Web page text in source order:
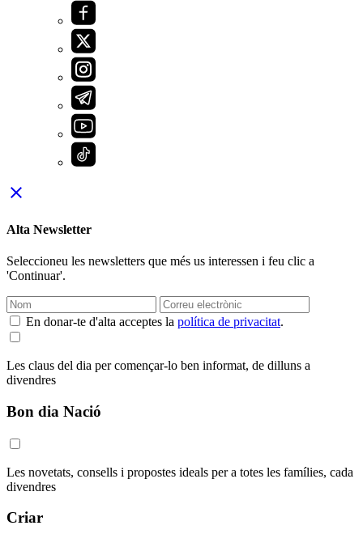
close
Alta Newsletter
Seleccioneu les newsletters que més us interessen i feu clic a
'Continuar'.
En donar-te d'alta acceptes la política de privacitat.
Les claus del dia per començar-lo ben informat, de dilluns a
divendres
Bon dia Nació
Les novetats, consells i propostes ideals per a totes les famílies, cada
divendres
Criar